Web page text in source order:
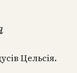
Цельсія.